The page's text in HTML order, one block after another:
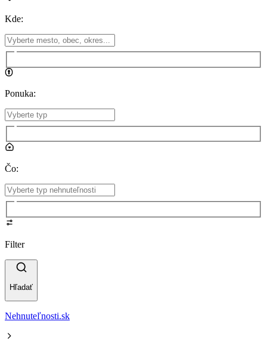
Kde:
Ponuka:
Čo:
Filter
Hľadať
Nehnuteľnosti.sk